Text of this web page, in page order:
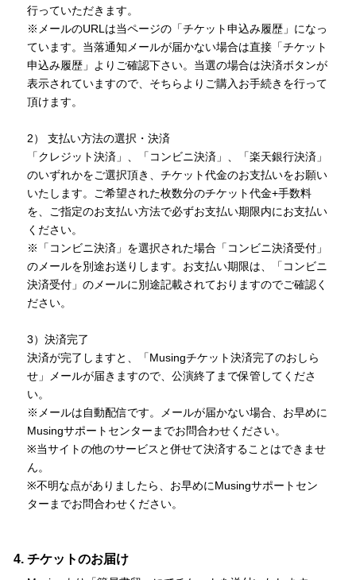
行っていただきます。
※メールのURLは当ページの「チケット申込み履歴」になっ
ています。当落通知メールが届かない場合は直接「チケット
申込み履歴」よりご確認下さい。当選の場合は決済ボタンが
表示されていますので、そちらよりご購入お手続きを行って
頂けます。
2） 支払い方法の選択・決済
「クレジット決済」、「コンビニ決済」、「楽天銀行決済」
のいずれかをご選択頂き、チケット代金のお支払いをお願い
いたします。ご希望された枚数分のチケット代金+手数料
を、ご指定のお支払い方法で必ずお支払い期限内にお支払い
ください。
※「コンビニ決済」を選択された場合「コンビニ決済受付」
のメールを別途お送りします。お支払い期限は、「コンビニ
決済受付」のメールに別途記載されておりますのでご確認く
ださい。
3）決済完了
決済が完了しますと、「Musingチケット決済完了のおしら
せ」メールが届きますので、公演終了まで保管してくださ
い。
※メールは自動配信です。メールが届かない場合、お早めに
Musingサポートセンターまでお問合わせください。
※当サイトの他のサービスと併せて決済することはできませ
ん。
※不明な点がありましたら、お早めにMusingサポートセン
ターまでお問合わせください。
チケットのお届け